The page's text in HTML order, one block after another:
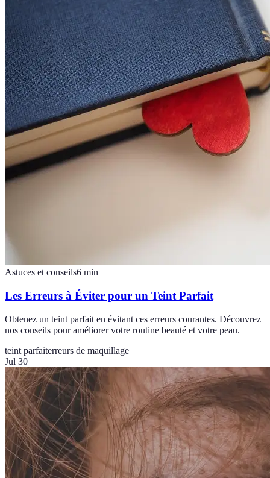
Astuces et conseils6 min
Les Erreurs à Éviter pour un Teint Parfait
Obtenez un teint parfait en évitant ces erreurs courantes. Découvrez
nos conseils pour améliorer votre routine beauté et votre peau.
teint parfaiterreurs de maquillage
Jul 30